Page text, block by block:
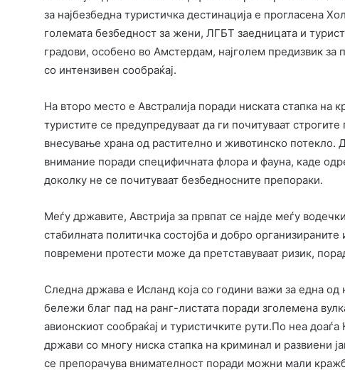
за најбезбедна туристичка дестинација е прогласена
големата безбедност за жени, ЛГБТ заедницата и
градови, особено во Амстердам, најголем предизвик за
со интензивен сообраќај.
На второ место е Австралија поради ниската стапка
туристите се предупредуваат да ги почитуваат
внесување храна од растително и животинско потекло.
внимание поради специфичната флора и фауна, каде
доколку не се почитуваат безбедносните препораки.
Меѓу државите, Австрија за првпат се најде меѓу
стабилната политичка состојба и добро
повремени протести може да претставуваат ризик,
Следна држава е Исланд која со години важи за една од
бележи благ пад на ранг-листата поради зголемена
авионскиот сообраќај и туристичките рути.По неа
држави со многу ниска стапка на криминал и развиени
се препорачува внимателност поради можни мали